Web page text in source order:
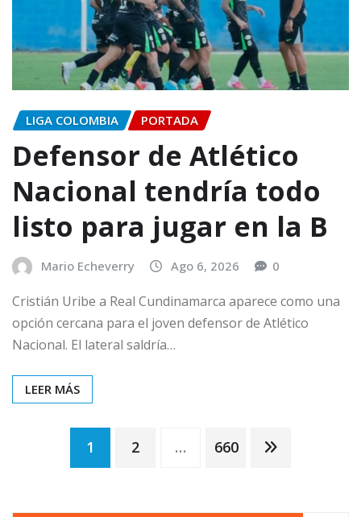
LIGA COLOMBIA PORTADA
Defensor de Atlético
Nacional tendría todo
listo para jugar en la B
Mario Echeverry Ago 6, 2026 0
Cristián Uribe a Real Cundinamarca aparece como una
opción cercana para el joven defensor de Atlético
Nacional. El lateral saldría…
LEER MÁS
Paginación
1 2 … 660